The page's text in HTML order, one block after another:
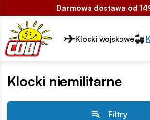
Darmowa dostawa od
Przełącznik
Klocki wojskowe
Klocki niemilitarne
Filtry